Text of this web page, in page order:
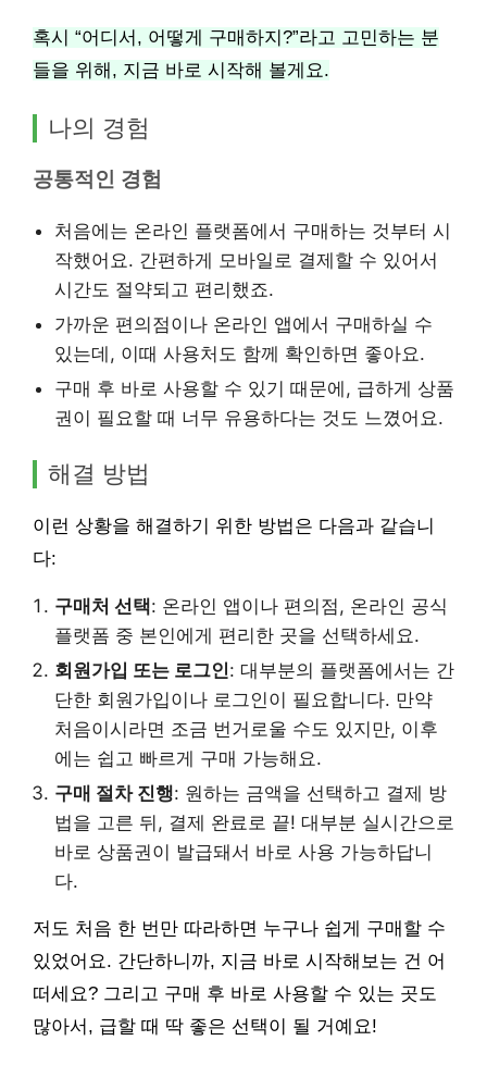
혹시 “어디서, 어떻게 구매하지?”라고 고민하는 분
들을 위해, 지금 바로 시작해 볼게요.
나의 경험
공통적인 경험
처음에는 온라인 플랫폼에서 구매하는 것부터 시
작했어요. 간편하게 모바일로 결제할 수 있어서
시간도 절약되고 편리했죠.
가까운 편의점이나 온라인 앱에서 구매하실 수
있는데, 이때 사용처도 함께 확인하면 좋아요.
구매 후 바로 사용할 수 있기 때문에, 급하게 상품
권이 필요할 때 너무 유용하다는 것도 느꼈어요.
해결 방법
이런 상황을 해결하기 위한 방법은 다음과 같습니
다:
구매처 선택: 온라인 앱이나 편의점, 온라인 공식
플랫폼 중 본인에게 편리한 곳을 선택하세요.
회원가입 또는 로그인: 대부분의 플랫폼에서는 간
단한 회원가입이나 로그인이 필요합니다. 만약
처음이시라면 조금 번거로울 수도 있지만, 이후
에는 쉽고 빠르게 구매 가능해요.
구매 절차 진행: 원하는 금액을 선택하고 결제 방
법을 고른 뒤, 결제 완료로 끝! 대부분 실시간으로
바로 상품권이 발급돼서 바로 사용 가능하답니
다.
저도 처음 한 번만 따라하면 누구나 쉽게 구매할 수
있었어요. 간단하니까, 지금 바로 시작해보는 건 어
떠세요? 그리고 구매 후 바로 사용할 수 있는 곳도
많아서, 급할 때 딱 좋은 선택이 될 거예요!